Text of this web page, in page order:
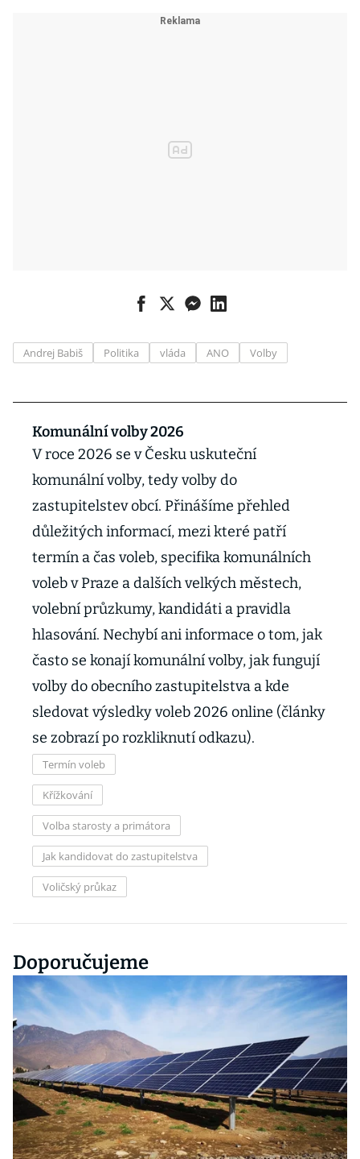
Andrej Babiš Politika vláda ANO Volby
Komunální volby 2026
V roce 2026 se v Česku uskuteční
komunální volby, tedy volby do
zastupitelstev obcí. Přinášíme přehled
důležitých informací, mezi které patří
termín a čas voleb, specifika komunálních
voleb v Praze a dalších velkých městech,
volební průzkumy, kandidáti a pravidla
hlasování. Nechybí ani informace o tom, jak
často se konají komunální volby, jak fungují
volby do obecního zastupitelstva a kde
sledovat výsledky voleb 2026 online (články
se zobrazí po rozkliknutí odkazu).
Termín voleb
Křížkování
Volba starosty a primátora
Jak kandidovat do zastupitelstva
Voličský průkaz
Doporučujeme